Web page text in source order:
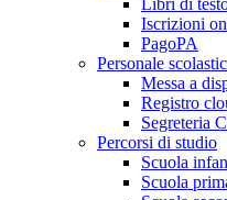
Libri di
Iscrizioni
PagoPA
Personale
Messa a
Registro
Segreteria
Percorsi di studio
Scuola
Scuola